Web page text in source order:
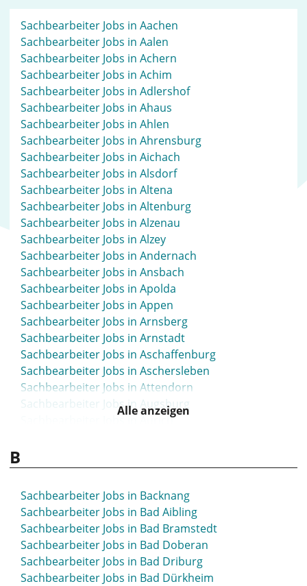
Sachbearbeiter Jobs in Aachen
Sachbearbeiter Jobs in Aalen
Sachbearbeiter Jobs in Achern
Sachbearbeiter Jobs in Achim
Sachbearbeiter Jobs in Adlershof
Sachbearbeiter Jobs in Ahaus
Sachbearbeiter Jobs in Ahlen
Sachbearbeiter Jobs in Ahrensburg
Sachbearbeiter Jobs in Aichach
Sachbearbeiter Jobs in Alsdorf
Sachbearbeiter Jobs in Altena
Sachbearbeiter Jobs in Altenburg
Sachbearbeiter Jobs in Alzenau
Sachbearbeiter Jobs in Alzey
Sachbearbeiter Jobs in Andernach
Sachbearbeiter Jobs in Ansbach
Sachbearbeiter Jobs in Apolda
Sachbearbeiter Jobs in Appen
Sachbearbeiter Jobs in Arnsberg
Sachbearbeiter Jobs in Arnstadt
Sachbearbeiter Jobs in Aschaffenburg
Sachbearbeiter Jobs in Aschersleben
Sachbearbeiter Jobs in Attendorn
Sachbearbeiter Jobs in Augsburg
Sachbearbeiter Jobs in Aurich
Alle anzeigen
B
Sachbearbeiter Jobs in Backnang
Sachbearbeiter Jobs in Bad Aibling
Sachbearbeiter Jobs in Bad Bramstedt
Sachbearbeiter Jobs in Bad Doberan
Sachbearbeiter Jobs in Bad Driburg
Sachbearbeiter Jobs in Bad Dürkheim